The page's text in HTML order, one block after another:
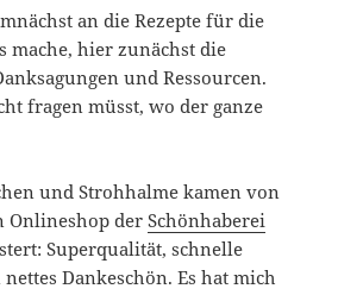
an die Rezepte für die
mache, hier zunächst die
und Ressourcen.
fragen müsst, wo der ganze
und Strohhalme kamen von
Onlineshop derSchönhaberei
Superqualität, schnelle
Dankeschön. Es hat mich